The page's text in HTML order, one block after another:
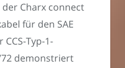
Charx connect
für den SAE
Typ-1-
demonstriert